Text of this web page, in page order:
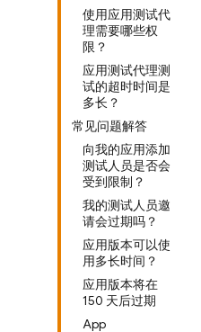
使用应用测试代
理需要哪些权
限？
应用测试代理测
试的超时时间是
多长？
常见问题解答
向我的应用添加
测试人员是否会
受到限制？
我的测试人员邀
请会过期吗？
应用版本可以使
用多长时间？
应用版本将在
150 天后过期
App